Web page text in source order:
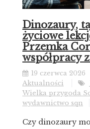
Dinozaury,
życiowe
Przemka
współpracy
19 czerwca 2026
Aktualności
Wielka przygoda
wydawnictwo sqn
Czy dinozaury